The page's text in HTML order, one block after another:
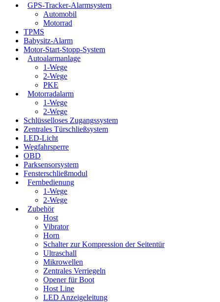
GPS-Tracker-Alarmsystem
Automobil
Motorrad
TPMS
Babysitz-Alarm
Motor-Start-Stopp-System
Autoalarmanlage
1-Wege
2-Wege
PKE
Motorradalarm
1-Wege
2-Wege
Schlüsselloses Zugangssystem
Zentrales Türschließsystem
LED-Licht
Wegfahrsperre
OBD
Parksensorsystem
Fensterschließmodul
Fernbedienung
1-Wege
2-Wege
Zubehör
Host
Vibrator
Horn
Schalter zur Kompression der Seitentür
Ultraschall
Mikrowellen
Zentrales Verriegeln
Opener für Boot
Host Line
LED Anzeigeleitung